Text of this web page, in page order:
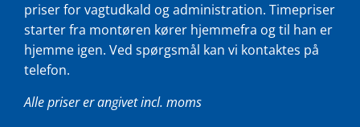
priser for vagtudkald og administration. Timepriser
starter fra montøren kører hjemmefra og til han er
hjemme igen. Ved spørgsmål kan vi kontaktes på
telefon.
Alle priser er angivet incl. moms